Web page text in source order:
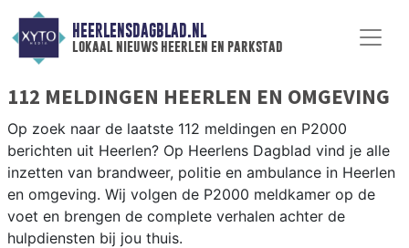
HEERLENSDAGBLAD.NL
lokaal nieuws heerlen en parkstad
112 MELDINGEN HEERLEN EN OMGEVING
Op zoek naar de laatste 112 meldingen en P2000
berichten uit Heerlen? Op Heerlens Dagblad vind je alle
inzetten van brandweer, politie en ambulance in Heerlen
en omgeving. Wij volgen de P2000 meldkamer op de
voet en brengen de complete verhalen achter de
hulpdiensten bij jou thuis.